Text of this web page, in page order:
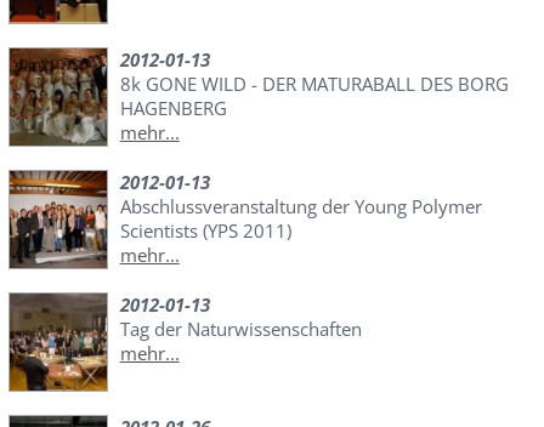
2012-01-13
8k GONE WILD - DER MATURABALL DES BORG
HAGENBERG
mehr...
2012-01-13
Abschlussveranstaltung der Young Polymer
Scientists (YPS 2011)
mehr...
2012-01-13
Tag der Naturwissenschaften
mehr...